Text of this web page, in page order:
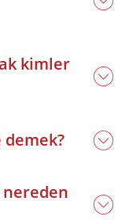
kimler
demek?
nereden